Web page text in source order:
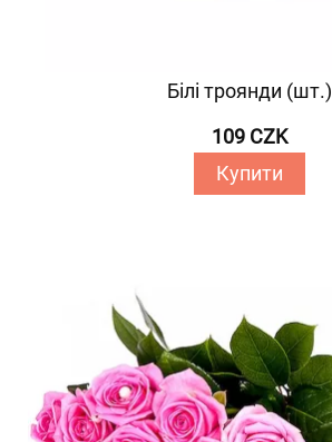
Білі троянди (шт.)
109 CZK
Купити